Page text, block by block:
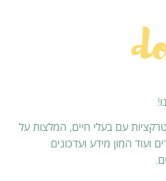
עם בעלי חיים, המלצות על
ועוד המון מידע ועדכונים